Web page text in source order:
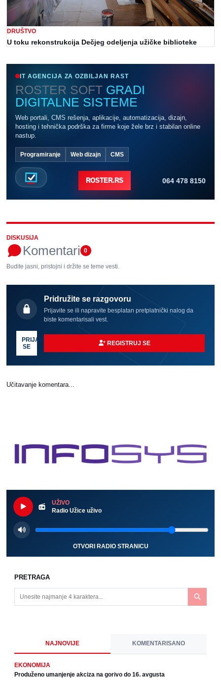
DRUŠTVO
U toku rekonstrukcija Dečjeg odeljenja užičke biblioteke
IT AGENCIJA ZA OZBILJAN RAST
ROSTER SOFT GRADI
DIGITALNE SISTEME
Web portali, CMS rešenja, aplikacije, automatizacija, dizajn,
hosting i tehnička podrška za firme koje žele brz i stabilan online
nastup.
Programiranje Web dizajn CMS
ROSTER.RS 064 478 8150
DISKUSIJA
Komentari 0
Budite jasni, pristojni i držite se teme vesti.
Pridružite se razgovoru
Prijavite se ili napravite besplatan pretplatnički nalog da
biste komentarisali vest.
PRIJAVI
SE
REGISTRUJ SE
Učitavanje komentara...
UŽIVO
Radio Užice uživo
OTVORI RADIO STRANICU
PRETRAGA
NAJNOVIJE KOMENTARISANO
EKONOMIJA
Produženo umanjenje akciza na gorivo do 16. avgusta